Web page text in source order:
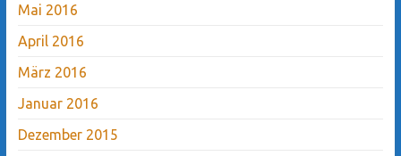
Mai 2016
April 2016
März 2016
Januar 2016
Dezember 2015